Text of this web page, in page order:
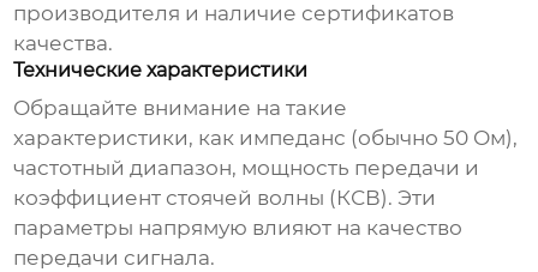
производителя и наличие сертификатов
качества.
Технические характеристики
Обращайте внимание на такие
характеристики, как импеданс (обычно 50 Ом),
частотный диапазон, мощность передачи и
коэффициент стоячей волны (КСВ). Эти
параметры напрямую влияют на качество
передачи сигнала.